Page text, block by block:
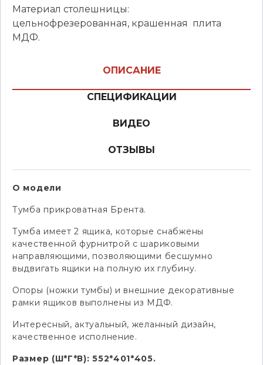
Материал столешницы:
цельнофрезерованная, крашенная плита
МДФ.
ОПИСАНИЕ
СПЕЦИФИКАЦИИ
ВИДЕО
ОТЗЫВЫ
О модели
Тумба прикроватная Брента.
Тумба имеет 2 ящика, которые снабжены
качественной фурнитрой с шариковыми
направляющими, позволяющими бесшумно
выдвигать ящики на полную их глубину.
Опоры (ножки тумбы) и внешние декоративные
рамки ящиков выполнены из МДФ.
Интересный, актуальный, желанный дизайн,
качественное исполнение.
Размер (Ш*Г*В): 552*401*405.